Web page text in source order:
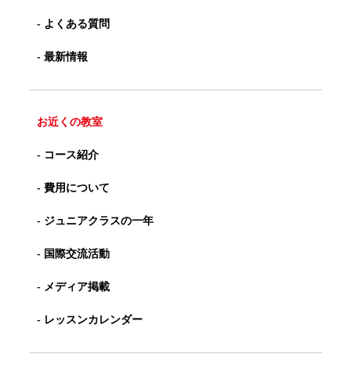
- よくある質問
- 最新情報
お近くの教室
- コース紹介
- 費用について
- ジュニアクラスの一年
- 国際交流活動
- メディア掲載
- レッスンカレンダー